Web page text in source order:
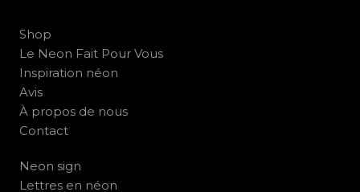
Shop
Le Neon Fait Pour Vous
Inspiration néon
Avis
À propos de nous
Contact
Neon sign
Lettres en néon